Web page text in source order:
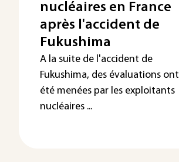
nucléaires en France
après l'accident de
Fukushima
A la suite de l'accident de
Fukushima, des évaluations ont
été menées par les exploitants
nucléaires ...